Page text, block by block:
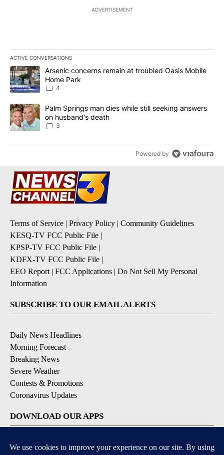
ADVERTISEMENT
ACTIVE CONVERSATIONS
The following is a list of the most commented articles in the last
A trending article titled "Arsenic concerns remain at troubled
Arsenic concerns remain at troubled Oasis Mobile
Home Park
4
A trending article titled "Palm Springs man dies while still
Palm Springs man dies while still seeking answers
on husband's death
3
Powered by
Terms of Service | Privacy Policy | Community Guidelines
KESQ-TV FCC Public File |
KPSP-TV FCC Public File |
KDFX-TV FCC Public File |
EEO Report | FCC Applications | Do Not Sell My Personal
Information
SUBSCRIBE TO OUR EMAIL ALERTS
Daily News Headlines
Morning Forecast
Breaking News
Severe Weather
Contests & Promotions
Coronavirus Updates
DOWNLOAD OUR APPS
Available for iOS and Android